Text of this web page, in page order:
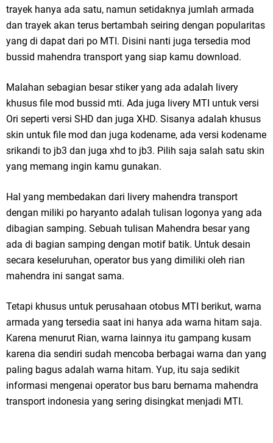
trayek hanya ada satu, namun setidaknya jumlah armada
dan trayek akan terus bertambah seiring dengan popularitas
yang di dapat dari po MTI. Disini nanti juga tersedia mod
bussid mahendra transport yang siap kamu download.
Malahan sebagian besar stiker yang ada adalah livery
khusus file mod bussid mti. Ada juga livery MTI untuk versi
Ori seperti versi SHD dan juga XHD. Sisanya adalah khusus
skin untuk file mod dan juga kodename, ada versi kodename
srikandi to jb3 dan juga xhd to jb3. Pilih saja salah satu skin
yang memang ingin kamu gunakan.
Hal yang membedakan dari livery mahendra transport
dengan miliki po haryanto adalah tulisan logonya yang ada
dibagian samping. Sebuah tulisan Mahendra besar yang
ada di bagian samping dengan motif batik. Untuk desain
secara keseluruhan, operator bus yang dimiliki oleh rian
mahendra ini sangat sama.
Tetapi khusus untuk perusahaan otobus MTI berikut, warna
armada yang tersedia saat ini hanya ada warna hitam saja.
Karena menurut Rian, warna lainnya itu gampang kusam
karena dia sendiri sudah mencoba berbagai warna dan yang
paling bagus adalah warna hitam. Yup, itu saja sedikit
informasi mengenai operator bus baru bernama mahendra
transport indonesia yang sering disingkat menjadi MTI.